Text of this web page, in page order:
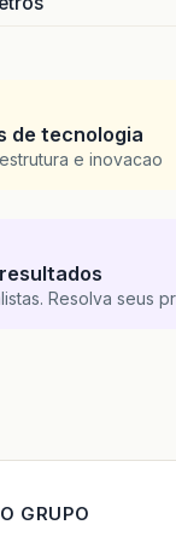
de tecnologia
e inovacao
Resolva seus
GRUPO